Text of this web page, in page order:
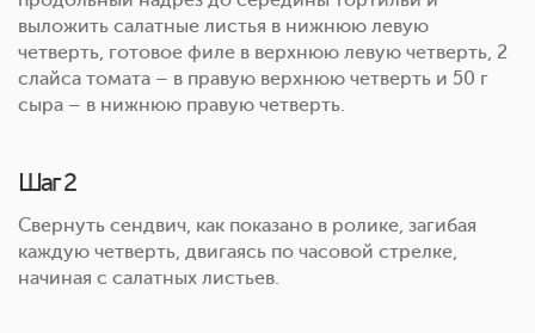
выложить салатные листья в нижнюю левую
четверть, готовое филе в верхнюю левую четверть, 2
слайса томата – в правую верхнюю четверть и 50 г
сыра – в нижнюю правую четверть.
Шаг 2
Свернуть сендвич, как показано в ролике, загибая
каждую четверть, двигаясь по часовой стрелке,
начиная с салатных листьев.